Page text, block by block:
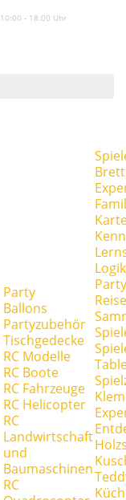
10:00 - 18:00 Uhr
Party
Ballons
Partyzubehör
Tischgedecke
RC Modelle
RC Boote
RC Fahrzeuge
RC Helicopter
RC
Landwirtschaft
und
Baumaschinen
RC